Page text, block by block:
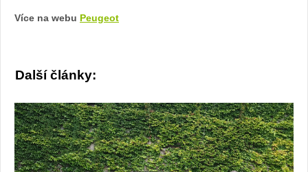
Více na webu Peugeot
Další články: